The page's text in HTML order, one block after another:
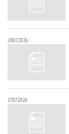
28.07.2026
27.07.2026